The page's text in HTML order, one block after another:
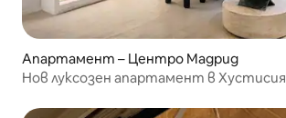
Апартамент – Центро Мадрид
Нов луксозен апартамент в Хустисия